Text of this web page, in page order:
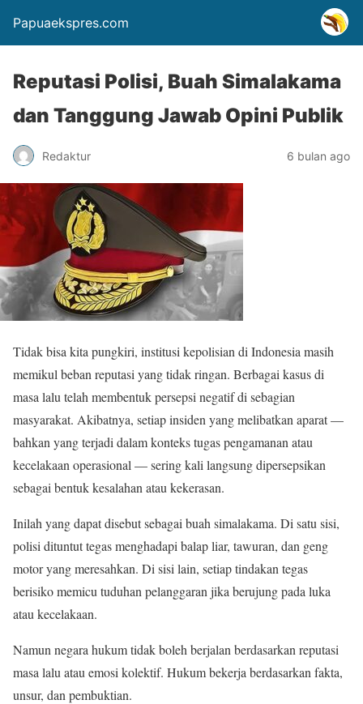
Papuaekspres.com
Reputasi Polisi, Buah Simalakama
dan Tanggung Jawab Opini Publik
Redaktur 6 bulan ago
Tidak bisa kita pungkiri, institusi kepolisian di Indonesia masih
memikul beban reputasi yang tidak ringan. Berbagai kasus di
masa lalu telah membentuk persepsi negatif di sebagian
masyarakat. Akibatnya, setiap insiden yang melibatkan aparat —
bahkan yang terjadi dalam konteks tugas pengamanan atau
kecelakaan operasional — sering kali langsung dipersepsikan
sebagai bentuk kesalahan atau kekerasan.
Inilah yang dapat disebut sebagai buah simalakama. Di satu sisi,
polisi dituntut tegas menghadapi balap liar, tawuran, dan geng
motor yang meresahkan. Di sisi lain, setiap tindakan tegas
berisiko memicu tuduhan pelanggaran jika berujung pada luka
atau kecelakaan.
Namun negara hukum tidak boleh berjalan berdasarkan reputasi
masa lalu atau emosi kolektif. Hukum bekerja berdasarkan fakta,
unsur, dan pembuktian.